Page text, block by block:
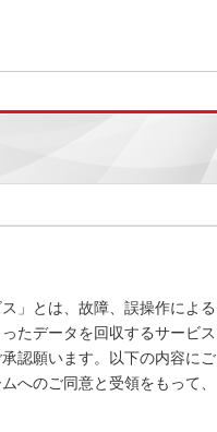
」とは、故障、誤操作による
たデータを回収するサービス
認願います。以下の内容にご
へのご同意と受領をもって、